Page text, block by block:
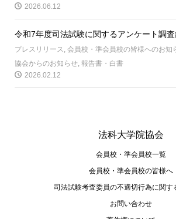
2026.06.12
令和7年度司法試験に関するアンケート調
プレスリリース, 会員校・準会員校の皆様へのお知
協会からのお知らせ 報告書・白書
2026.02.12
法科大学院協会
会員校・準会員校一覧
会員校・準会員校の皆様へ
司法試験考査委員の不適切⾏為に関す
お問い合わせ